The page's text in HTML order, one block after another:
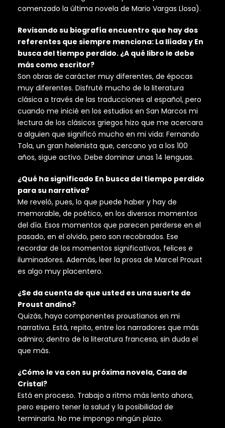
comenzado la última novela de Mario Vargas Llosa).
Revisando su biografía encuentro que hay dos
referentes que siempre menciona: La Ilíada y En
busca del tiempo perdido. ¿A qué libro le debe
más como escritor?
Son obras de carácter muy diferentes, de épocas
muy diferentes. Disfruté mucho de la literatura
clásica a través de las traducciones al español, pero
cuando me inicié en los estudios en San Marcos mi
lectura de los clásicos griegos hizo que me acercara
a alguien que significó mucho en mi vida: Fernando
Tola, un gran helenista que, cercano ya a los 100
años, sigue activo. Debe dominar unas 14 lenguas.
¿Qué ha significado En busca del tiempo perdido
para su narrativa?
Me reveló, pues, lo que puede haber y hay de
memorable, de poético, en los diversos momentos
del día. Esos momentos que parecen perderse en el
pasado, en el olvido, pero son recobrados. Ese
recordar de los momentos significativos, felices e
iluminadores. Además, leer la prosa de Marcel Proust
es algo muy placentero.
¿Se da cuenta de que usted es una suerte de
Proust andino?
Quizás, haya componentes proustianos en mi
narrativa. Está, repito, entre los narradores que más
admiro; dentro de la literatura francesa, sin duda el
que más.
¿Cómo le va con su próxima novela, Casa de
Cristal?
Está en proceso. Trabajo a ritmo más lento ahora,
pero espero tener la salud y la posibilidad de
terminarla. No me impongo ningún plazo.